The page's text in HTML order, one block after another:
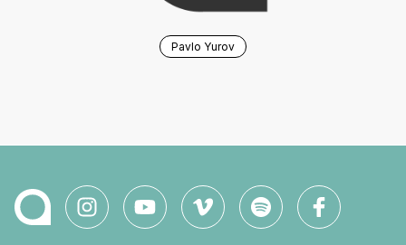
Pavlo Yurov